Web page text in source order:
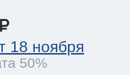
18 ноября
50%